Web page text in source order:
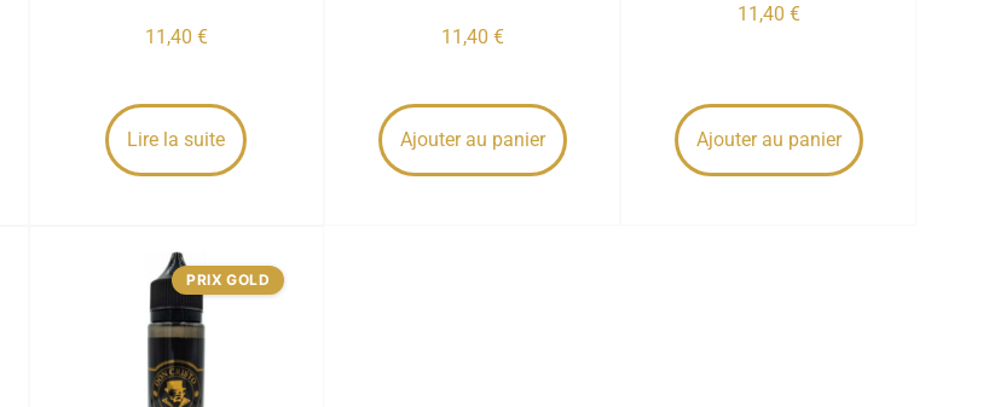
11,40 €
Lire la suite
11,40 €
Ajouter au panier
11,40 €
Ajouter au panier
PRIX GOLD